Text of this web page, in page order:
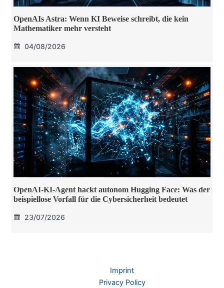
OpenAIs Astra: Wenn KI Beweise schreibt, die kein
Mathematiker mehr versteht
04/08/2026
OpenAI-KI-Agent hackt autonom Hugging Face: Was der
beispiellose Vorfall für die Cybersicherheit bedeutet
23/07/2026
Imprint
Privacy Policy